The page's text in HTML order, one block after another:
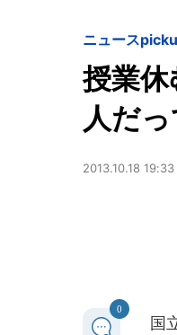
ニュース
授業
人だっ
2013.10.18 19:33
0
国